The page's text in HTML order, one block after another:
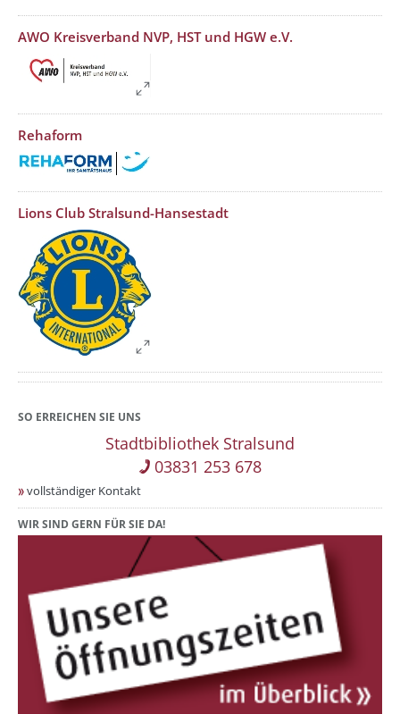
??? absaetzeOben[9]/titel ???
AWO Kreisverband NVP, HST und HGW e.V.
??? absaetzeOben[10]/titel ???
Rehaform
??? absaetzeOben[11]/titel ???
Lions Club Stralsund-Hansestadt
SO ERREICHEN SIE UNS
Stadtbibliothek Stralsund
03831 253 678
vollständiger Kontakt
WIR SIND GERN FÜR SIE DA!